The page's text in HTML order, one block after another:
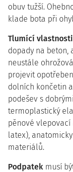
obuv tužší.
klade bota při
Tlumící
dopady na beton,
neustále
projevit
dolních končetin
podešev s
termoplastický
pěnové
latex),
materiálů.
Podpatek musí